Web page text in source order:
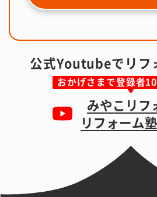
公式Youtubeでリフ
おかげさまで登録者
みやこリフ
リフォーム